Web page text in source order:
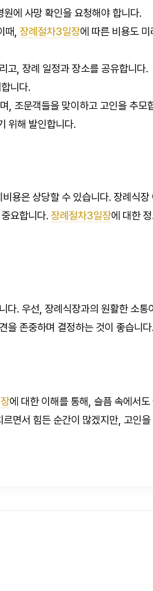
에 사망 확인을 요청해야 합니다.
때, 장례절차3일장에 따른 비용도
고, 장례 일정과 장소를 공유합니다.
니다.
, 조문객들을 맞이하고 고인을 추모
위해 발인합니다.
용은 상당할 수 있습니다. 장례식
요합니다. 장례절차3일장에 대한
다. 우선, 장례식장과의 원활한 소통
을 존중하며 결정하는 것이 좋습니다.
에 대한 이해를 통해, 슬픔 속에서
면서 힘든 순간이 많겠지만, 고인